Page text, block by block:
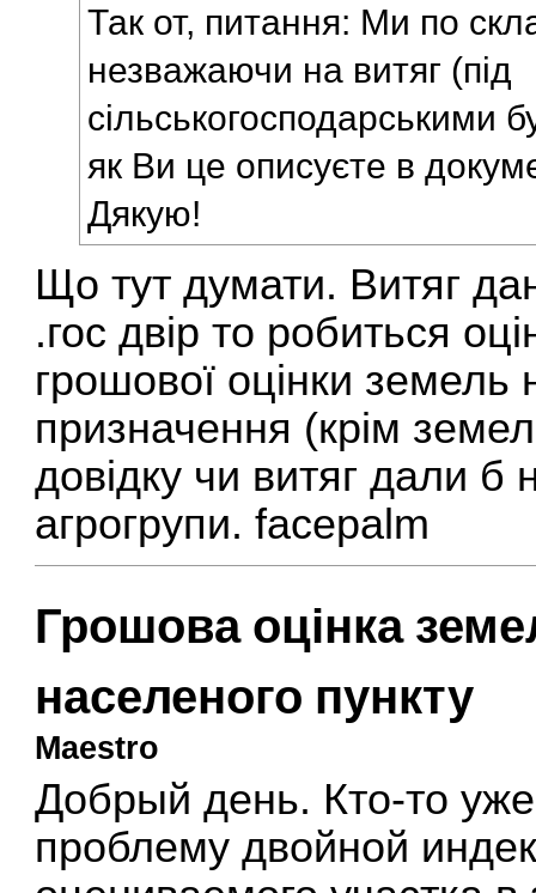
Так от, питання: Ми по
незважаючи на витяг (під
сільськогосподарськими
як Ви це описуєте в
Дякую!
Що тут думати. Витяг
.гос двір то робиться
грошової оцінки земель
призначення (крім
довідку чи витяг дали б
агрогрупи. facepalm
Грошова оцінка
населеного пункту
Maestro
Добрый день. Кто-то
проблему двойной